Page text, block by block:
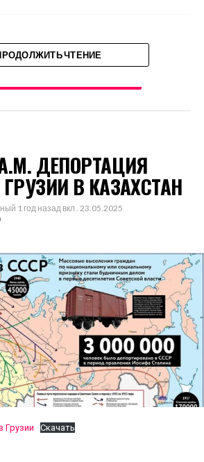
ЧТЕНИЕ
межреспубликанское
в советской
политике (с.47).
ПРОКОММЕНТИРОВАТЬ
ДЕПОРТАЦИЯ
В КАЗАХСТАН
1 год назад вкл . 23.05.2025
Грузии Скачать